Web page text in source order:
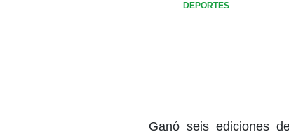
DEPORTES
Ganó seis ediciones